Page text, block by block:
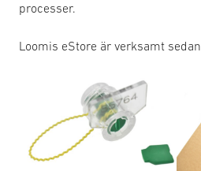
processer.
Loomis eStore är verksamt